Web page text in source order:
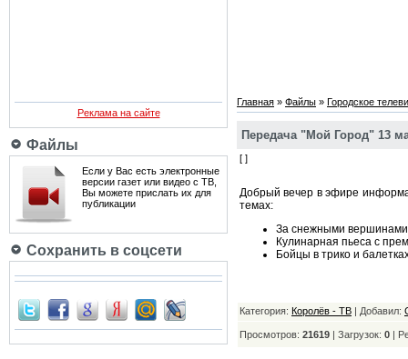
Реклама на сайте
Файлы
Если у Вас есть электронные
версии газет или видео с ТВ,
Вы можете прислать их для
публикации
Сохранить в соцсети
Главная » Файлы » Городское
Передача "Мой Город" 13
[ ]
Добрый вечер в эфире
темах:
За снежными вершинами
Кулинарная пьеса с
Бойцы в трико и
Категория: Королёв - ТВ | Добавил:
Просмотров: 21619 | Загрузок: 0 |